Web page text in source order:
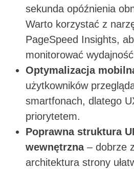
sekunda opóźnienia
Warto korzystać z
PageSpeed Insights,
monitorować
Optymalizacja
użytkowników
smartfonach, dlatego
priorytetem.
Poprawna struktura
wewnętrzna– dobrze
architektura strony